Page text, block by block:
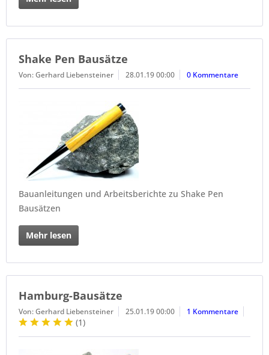
Shake Pen Bausätze
Von: Gerhard Liebensteiner 28.01.19 00:00 0 Kommentare
Bauanleitungen und Arbeitsberichte zu Shake Pen
Bausätzen
Mehr lesen
Hamburg-Bausätze
Von: Gerhard Liebensteiner 25.01.19 00:00 1 Kommentare
(1)